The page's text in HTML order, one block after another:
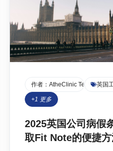
作者： AtheClinic Team 英国
+1 更多
2025英国公司病假
取Fit Note的便捷